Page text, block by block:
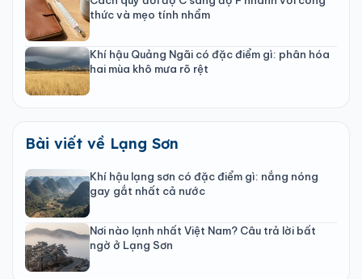
thức và mẹo tính nhẩm
Khí hậu Quảng Ngãi có đặc điểm gì: phân hóa
hai mùa khô mưa rõ rệt
Bài viết về Lạng Sơn
Khí hậu lạng sơn có đặc điểm gì: nắng nóng
gay gắt nhất cả nước
Nơi nào lạnh nhất Việt Nam? Câu trả lời bất
ngờ ở Lạng Sơn